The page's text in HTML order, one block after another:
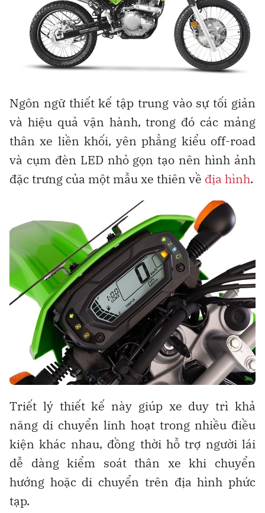
Ngôn ngữ thiết kế tập trung vào sự tối giản
và hiệu quả vận hành, trong đó các mảng
thân xe liền khối, yên phẳng kiểu off-road
và cụm đèn LED nhỏ gọn tạo nên hình ảnh
đặc trưng của một mẫu xe thiên về địa hình.
Triết lý thiết kế này giúp xe duy trì khả
năng di chuyển linh hoạt trong nhiều điều
kiện khác nhau, đồng thời hỗ trợ người lái
dễ dàng kiểm soát thân xe khi chuyển
hướng hoặc di chuyển trên địa hình phức
tạp.